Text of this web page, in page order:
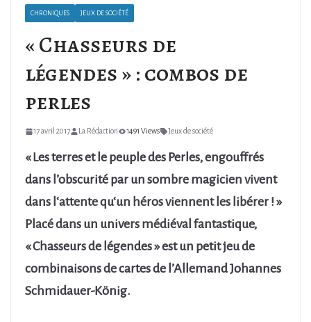
CHRONIQUES JEUX DE SOCIÉTÉ
« Chasseurs de
légendes » : combos de
perles
17 avril 2017 La Rédaction 1491 Views Jeux de société
« Les terres et le peuple des Perles, engouffrés
dans l’obscurité par un sombre magicien vivent
dans l‘attente qu‘un héros viennent les libérer ! »
Placé dans un univers médiéval fantastique,
« Chasseurs de légendes » est un petit jeu de
combinaisons de cartes de l’Allemand Johannes
Schmidauer-König.